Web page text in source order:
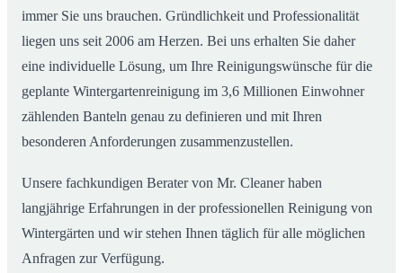
immer Sie uns brauchen. Gründlichkeit und Professionalität
liegen uns seit 2006 am Herzen. Bei uns erhalten Sie daher
eine individuelle Lösung, um Ihre Reinigungswünsche für die
geplante Wintergartenreinigung im 3,6 Millionen Einwohner
zählenden Banteln genau zu definieren und mit Ihren
besonderen Anforderungen zusammenzustellen.
Unsere fachkundigen Berater von Mr. Cleaner haben
langjährige Erfahrungen in der professionellen Reinigung von
Wintergärten und wir stehen Ihnen täglich für alle möglichen
Anfragen zur Verfügung.